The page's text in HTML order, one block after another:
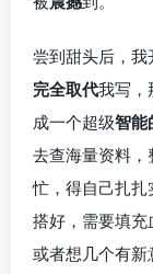
尝到甜头后，
完全取代我写，
成一个超级智能
去查海量资料
忙，得自己扎
搭好，需要填
或者想几个有新